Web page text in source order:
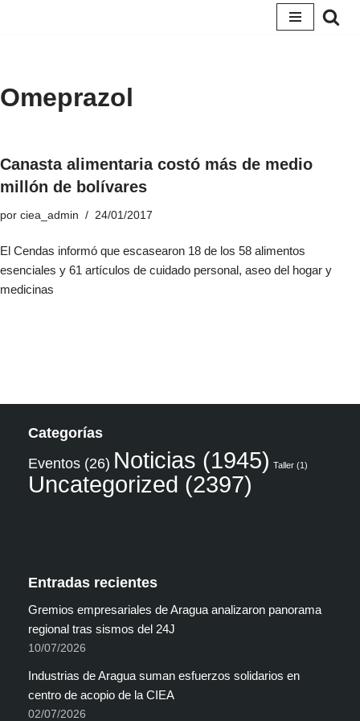
Omeprazol
Canasta alimentaria costó más de medio
millón de bolívares
por ciea_admin 24/01/2017
El Cendas informó que escasearon 18 de los 58 alimentos
esenciales y 61 artículos de cuidado personal, aseo del hogar y
medicinas
Categorías
Eventos (26) Noticias (1945) Taller (1)
Uncategorized (2397)
Entradas recientes
Gremios empresariales de Aragua analizaron panorama
regional tras sismos del 24J
10/07/2026
Industrias de Aragua suman esfuerzos solidarios en
centro de acopio de la CIEA
02/07/2026